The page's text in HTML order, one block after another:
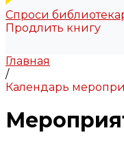
Спроси
Продлить книгу
Главная
/
Календарь